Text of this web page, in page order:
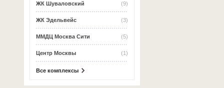
(9)
ЖК Шуваловский
(3)
ЖК Эдельвейс
(5)
ММДЦ Москва Сити
(1)
Центр Москвы
Все комплексы